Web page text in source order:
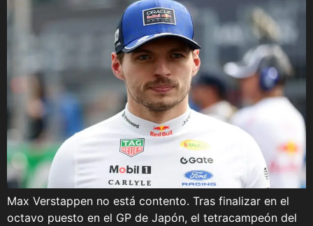
Max Verstappen no está contento. Tras finalizar en el
octavo puesto en el GP de Japón, el tetracampeón del